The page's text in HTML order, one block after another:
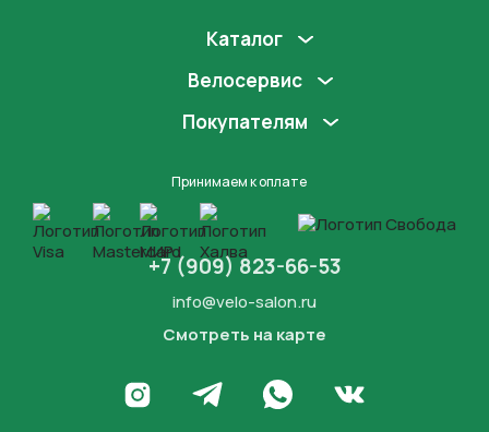
Каталог
Велосервис
Покупателям
Принимаем к оплате
+7 (909) 823-66-53
info@velo-salon.ru
Смотреть на карте
Перейти в Инстаграм
Написать в Телеграм
Написать в WhatsApp
Перейти во